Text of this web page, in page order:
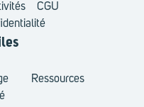
CGU
Ressources